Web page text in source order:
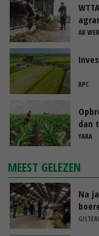
AB
RPC
dan
YARA
MEEST GELEZEN
Na